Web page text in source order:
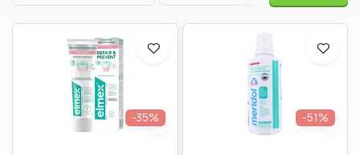
-35% -51%